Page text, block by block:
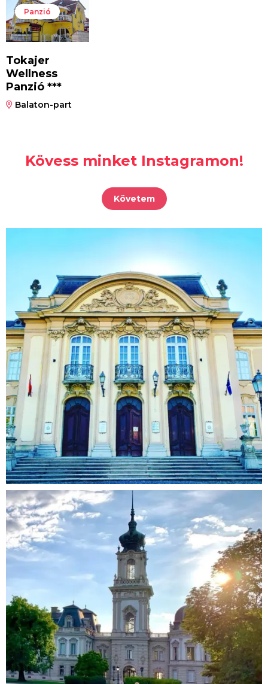
Panzió
Tokajer
Wellness
Panzió ***
Balaton-part
Kövess minket Instagramon!
Követem